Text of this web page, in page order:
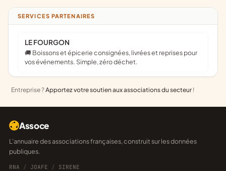
SERVICES PARTENAIRES
LE FOURGON
🚚 Boissons et épicerie consignées, livrées et reprises pour
vos événements. Simple, zéro déchet.
Entreprise ?Apportez votre soutien aux associations du secteur !
Assoce
L'annuaire des associations françaises, construit sur les données
publiques.
RNA / JOAFE / SIRENE